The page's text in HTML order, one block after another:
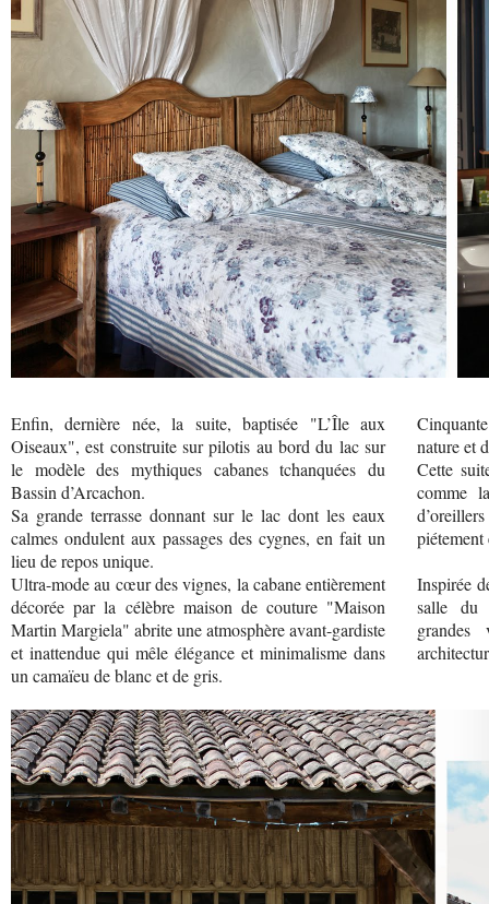
Enfin, dernière née, la suite, baptisée "L’Île aux
Oiseaux", est construite sur pilotis au bord du lac sur
le modèle des mythiques cabanes tchanquées du
Bassin d’Arcachon.
Sa grande terrasse donnant sur le lac dont les eaux
calmes ondulent aux passages des cygnes, en fait un
lieu de repos unique.
Ultra-mode au cœur des vignes, la cabane entièrement
décorée par la célèbre maison de couture "Maison
Martin Margiela" abrite une atmosphère avant-gardiste
et inattendue qui mêle élégance et minimalisme dans
un camaïeu de blanc et de gris.
nature et
Cette
comme
piétement
Inspirée
salle du
grandes